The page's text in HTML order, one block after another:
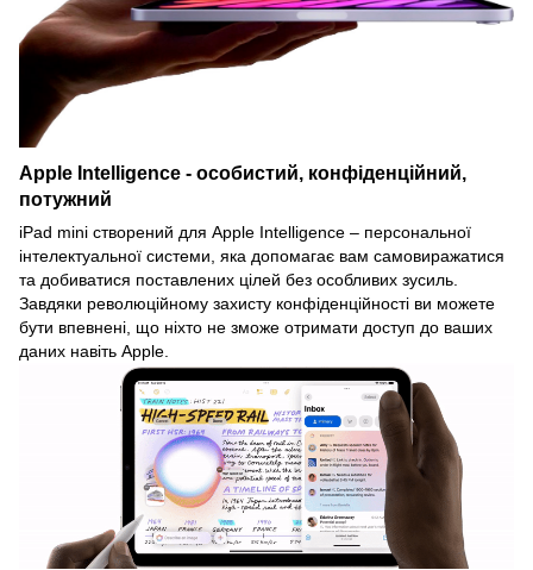
Apple Intelligence - особистий, конфіденційний,
потужний
iPad mini створений для Apple Intelligence – персональної
інтелектуальної системи, яка допомагає вам самовиражатися
та добиватися поставлених цілей без особливих зусиль.
Завдяки революційному захисту конфіденційності ви можете
бути впевнені, що ніхто не зможе отримати доступ до ваших
даних навіть Apple.